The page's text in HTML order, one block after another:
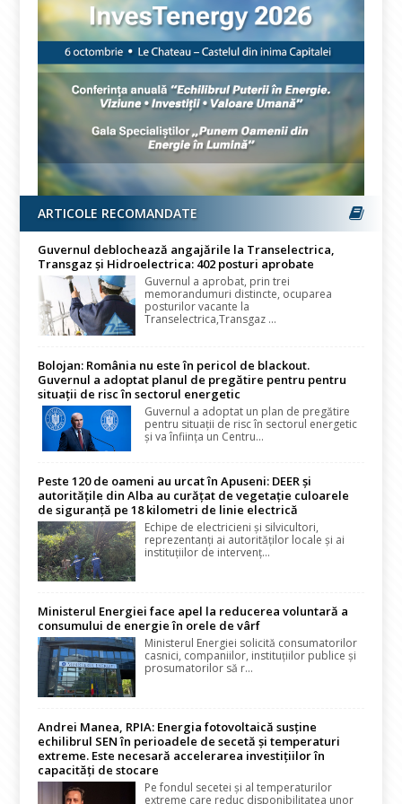
ARTICOLE RECOMANDATE
Guvernul deblochează angajările la Transelectrica,
Transgaz și Hidroelectrica: 402 posturi aprobate
Guvernul a aprobat, prin trei
memorandumuri distincte, ocuparea
posturilor vacante la
Transelectrica,Transgaz ...
Bolojan: România nu este în pericol de blackout.
Guvernul a adoptat planul de pregătire pentru pentru
situații de risc în sectorul energetic
Guvernul a adoptat un plan de pregătire
pentru situații de risc în sectorul energetic
și va înființa un Centru...
Peste 120 de oameni au urcat în Apuseni: DEER și
autoritățile din Alba au curățat de vegetație culoarele
de siguranță pe 18 kilometri de linie electrică
Echipe de electricieni și silvicultori,
reprezentanți ai autorităților locale și ai
instituțiilor de intervenț...
Ministerul Energiei face apel la reducerea voluntară a
consumului de energie în orele de vârf
Ministerul Energiei solicită consumatorilor
casnici, companiilor, instituțiilor publice și
prosumatorilor să r...
Andrei Manea, RPIA: Energia fotovoltaică susține
echilibrul SEN în perioadele de secetă și temperaturi
extreme. Este necesară accelerarea investițiilor în
capacități de stocare
Pe fondul secetei și al temperaturilor
extreme care reduc disponibilitatea unor